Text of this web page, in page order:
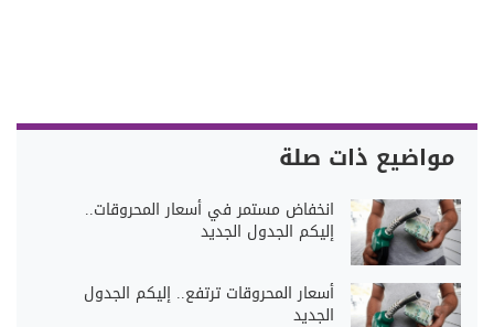
مواضيع ذات صلة
انخفاض مستمر في أسعار المحروقات..
إليكم الجدول الجديد
أسعار المحروقات ترتفع.. إليكم الجدول
الجديد